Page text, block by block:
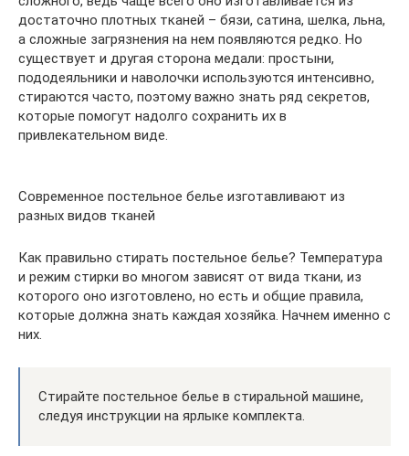
достаточно плотных тканей – бязи, сатина, шелка, льна,
а сложные загрязнения на нем появляются редко. Но
существует и другая сторона медали: простыни,
пододеяльники и наволочки используются интенсивно,
стираются часто, поэтому важно знать ряд секретов,
которые помогут надолго сохранить их в
привлекательном виде.
Современное постельное белье изготавливают из
разных видов тканей
Как правильно стирать постельное белье? Температура
и режим стирки во многом зависят от вида ткани, из
которого оно изготовлено, но есть и общие правила,
которые должна знать каждая хозяйка. Начнем именно с
них.
Стирайте постельное белье в стиральной машине,
следуя инструкции на ярлыке комплекта.